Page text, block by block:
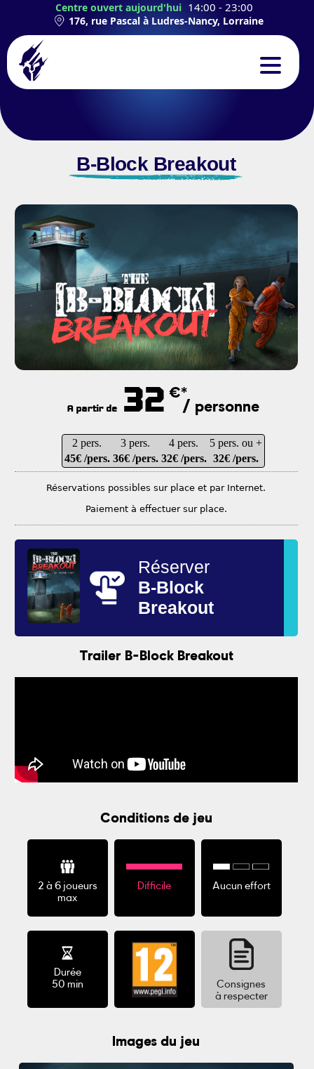
Centre ouvert aujourd'hui 14:00 - 23:00
176, rue Pascal à Ludres-Nancy, Lorraine
ANNIVERSAIRES
CONTACT
B-Block Breakout
A partir de 32€*
/ personne
2 pers. 3 pers. 4 pers.
5 pers. ou +
45€ /pers. 36€ /pers. 32€ /pers. 32€ /pers.
Réservations possibles sur place et par Internet.
Paiement à effectuer sur place.
Réserver
B-Block
Breakout
Trailer B-Block Breakout
Conditions de jeu
2 à 6 joueurs
max
Difficile Aucun effort
Durée
50 min
Consignes
à respecter
Images du jeu